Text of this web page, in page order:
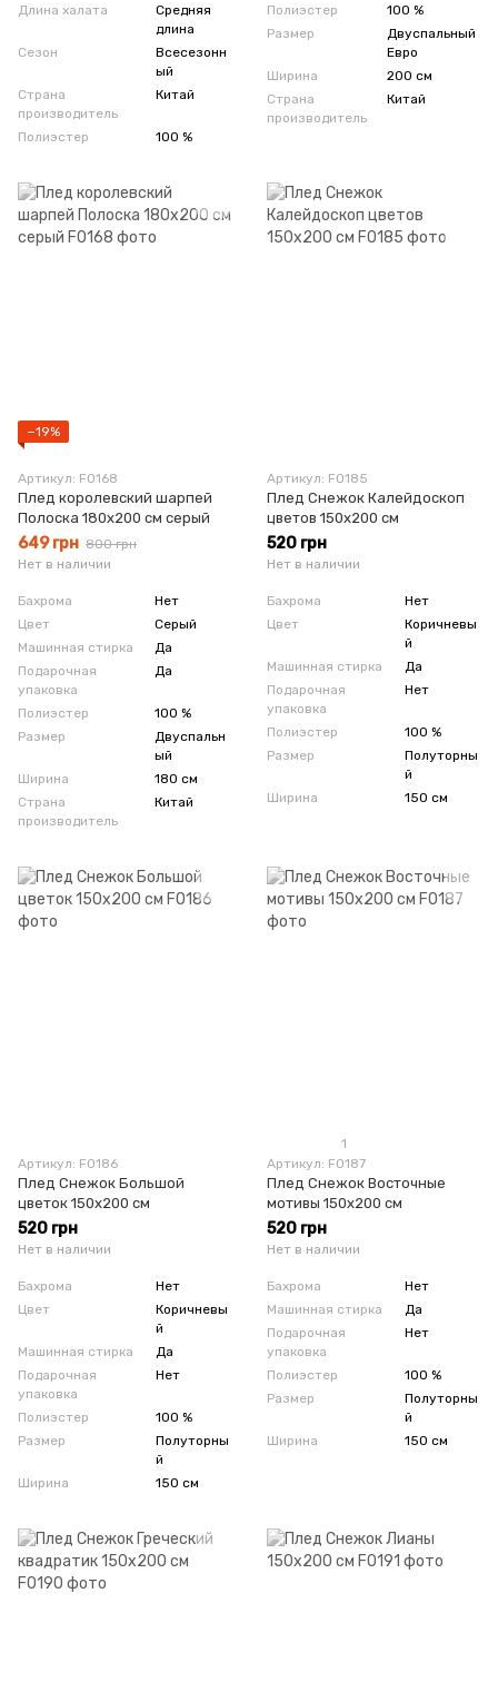
Длина халата
Средняя
длина
Сезон
Всесезонн
ый
Страна
производитель
Китай
Полиэстер 100 %
Полиэстер
100 %
Размер
Двуспальный
Евро
Ширина
200 см
Страна
производитель
Китай
−19%
Артикул: F0168
Плед королевский шарпей
Полоска 180x200 см серый
649 грн 800 грн
Нет в наличии
Бахрома
Нет
Цвет
Серый
Машинная стирка
Да
Подарочная
упаковка
Да
Полиэстер
100 %
Размер
Двуспальн
ый
Ширина
180 см
Страна
производитель
Китай
Артикул: F0185
Плед Снежок Калейдоскоп
цветов 150х200 см
520 грн
Нет в наличии
Бахрома
Нет
Цвет
Коричневы
й
Машинная стирка
Да
Подарочная
упаковка
Нет
Полиэстер
100 %
Размер
Полуторны
й
Ширина
150 см
Артикул: F0186
Плед Снежок Большой
цветок 150х200 см
520 грн
Нет в наличии
Бахрома
Нет
Цвет
Коричневы
й
Машинная стирка
Да
Подарочная
упаковка
Нет
Полиэстер
100 %
Размер
Полуторны
й
Ширина
150 см
1
Артикул: F0187
Плед Снежок Восточные
мотивы 150х200 см
520 грн
Нет в наличии
Бахрома
Нет
Машинная стирка
Да
Подарочная
упаковка
Нет
Полиэстер
100 %
Размер
Полуторны
й
Ширина
150 см